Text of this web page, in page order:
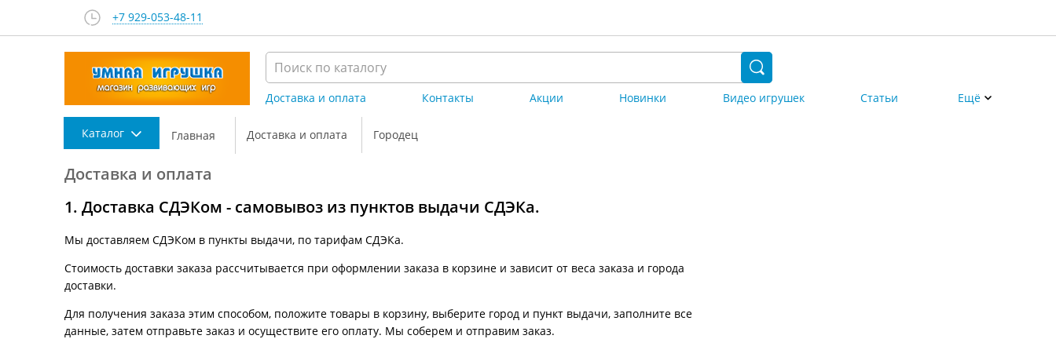
+7 929-053-48-11
Доставка и оплата Контакты Акции Новинки Видео игрушек Статьи Ещё
Каталог Главная Доставка и оплата Городец
Доставка и оплата
1. Доставка СДЭКом - самовывоз из пунктов выдачи СДЭКа.
Мы доставляем СДЭКом в пункты выдачи, по тарифам СДЭКа.
Стоимость доставки заказа рассчитывается при оформлении заказа в корзине и зависит от веса заказа и города
доставки.
Для получения заказа этим способом, положите товары в корзину, выберите город и пункт выдачи, заполните все
данные, затем отправьте заказ и осуществите его оплату. Мы соберем и отправим заказ.